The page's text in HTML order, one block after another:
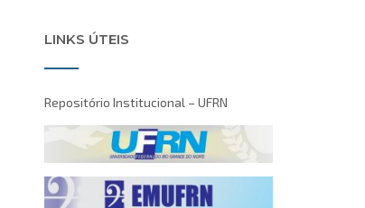
LINKS ÚTEIS
Repositório Institucional – UFRN